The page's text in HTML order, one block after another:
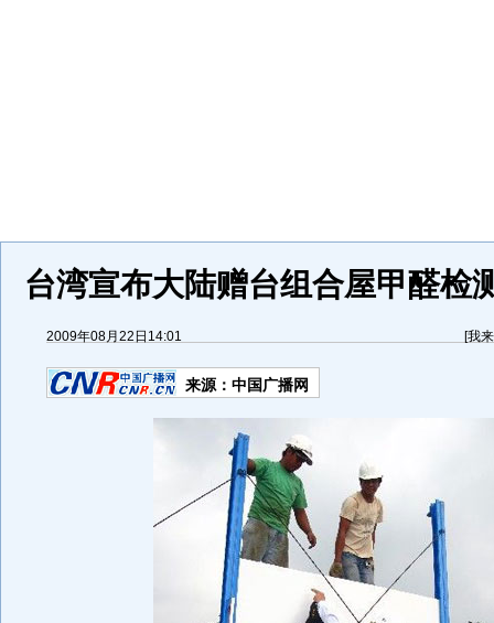
台湾宣布大陆赠台组合屋甲醛检
2009年08月22日14:01 [我
来源： 中国广播网